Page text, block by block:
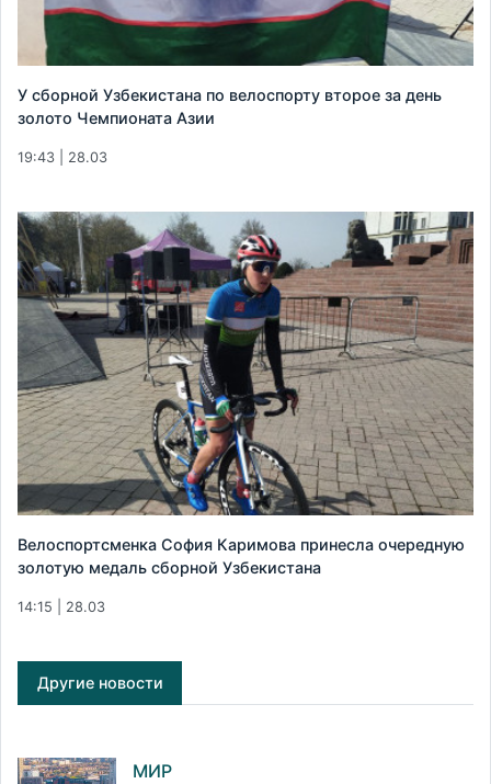
У сборной Узбекистана по велоспорту второе за день
золото Чемпионата Азии
19:43 | 28.03
Велоспортсменка София Каримова принесла очередную
золотую медаль сборной Узбекистана
14:15 | 28.03
Другие новости
МИР